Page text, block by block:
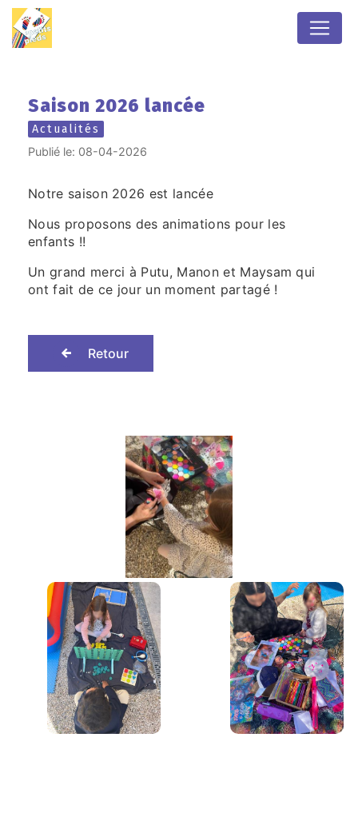
Saison 2026 lancée
Actualités
Publié le: 08-04-2026
Notre saison 2026 est lancée
Nous proposons des animations pour les
enfants !!
Un grand merci à Putu, Manon et Maysam qui
ont fait de ce jour un moment partagé !
Retour
Panneau de gestion des cookies